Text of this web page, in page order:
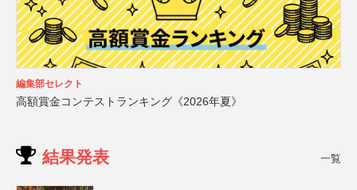
編集部セレクト
高額賞金コンテストランキング《2026年夏》
結果発表 一覧